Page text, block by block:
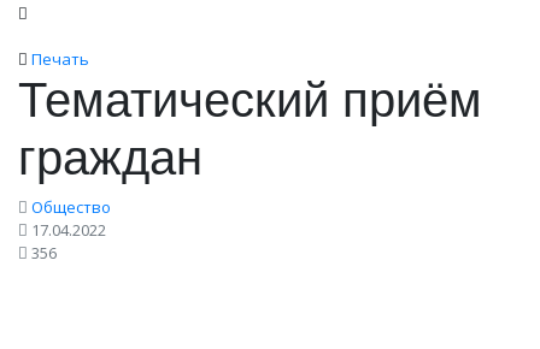
Печать
Тематический приём
граждан
Общество
17.04.2022
356